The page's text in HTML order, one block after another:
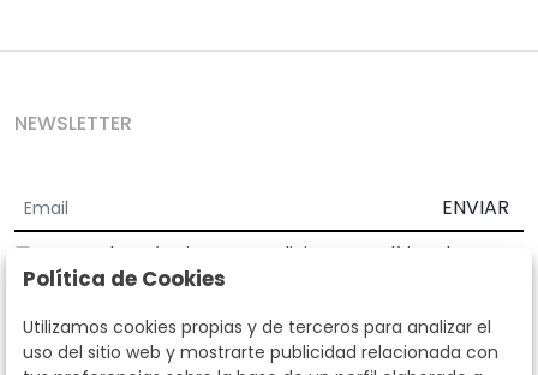
NEWSLETTER
ENVIAR
Acepto los Términos y Condiciones
Política de
privacidad
Según la LOPD y disposiciones de desarrollo, informamos que sus
datos personales serán tratados por parte de Subastas Segre con la
finalidad de gestionar la relación comercial. Puede ejercitar los
Política de Cookies
Utilizamos cookies propias y de terceros para analizar el
uso del sitio web y mostrarte publicidad relacionada con